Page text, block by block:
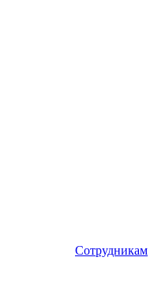
Сотрудникам